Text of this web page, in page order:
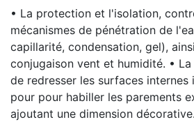
• La protection et l'isolation,
mécanismes de pénétration de
capillarité, condensation, gel),
conjugaison vent et humidité. •
de redresser les surfaces internes
pour pour habiller les parements
ajoutant une dimension